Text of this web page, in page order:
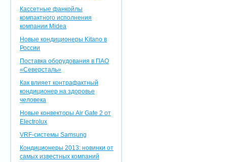
Кассетные фанкойлы
компактного исполнения
компании Midea
Новые кондиционеры Kitano в
России
Поставка оборудования в ПАО
«Северсталь»
Как влияет контрафактный
кондиционер на здоровье
человека
Новые конвекторы Air Gate 2 от
Electrolux
VRF-системы Samsung
Кондиционеры 2013: новинки от
самых известных компаний